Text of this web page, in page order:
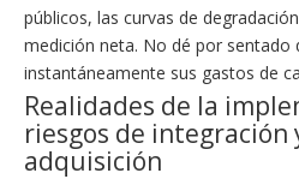
públicos, las curvas de
medición neta. No dé por sentado
instantáneamente sus gastos de
Realidades de la
riesgos de integración
adquisición